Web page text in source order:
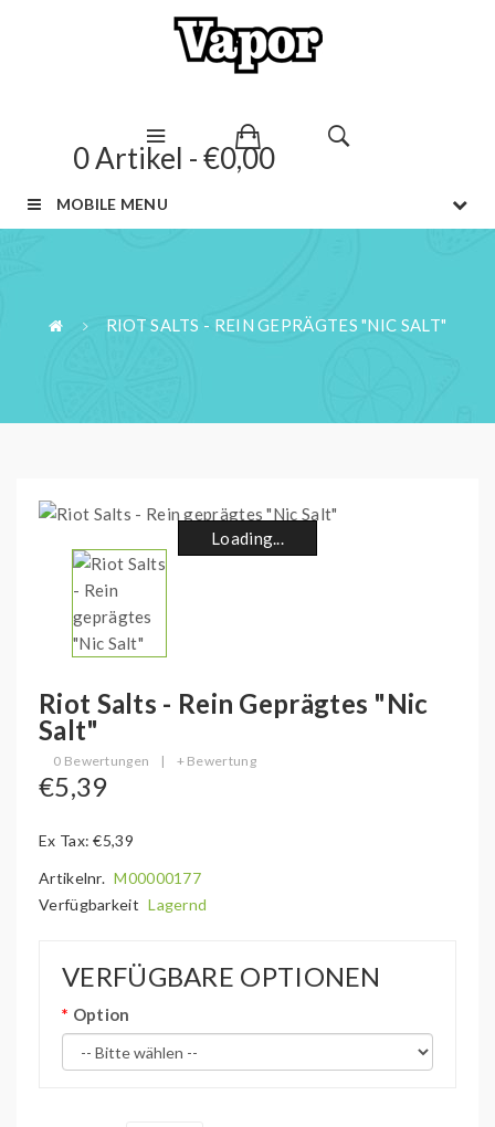
0 Artikel - €0,00
MOBILE MENU
RIOT SALTS - REIN GEPRÄGTES "NIC SALT"
Loading...
Loading...
Loading...
Loading...
Loading...
Loading...
Loading...
Loading...
Riot Salts - Rein Geprägtes "Nic
Salt"
0 Bewertungen | + Bewertung
€5,39
Ex Tax: €5,39
Artikelnr. M00000177
Verfügbarkeit Lagernd
VERFÜGBARE OPTIONEN
Option